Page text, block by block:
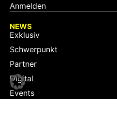
Anmelden
NEWS
Exklusiv
Schwerpunkt
Partner
Digital
Events